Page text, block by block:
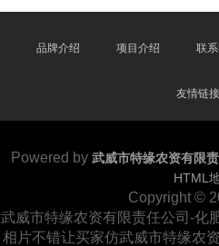
品牌介绍 项目介绍 联
友情链接
Powered by 武威市特缘农资有限
HTML
Copyright ©
武威市特缘农资有限责任公司-化
相片不错让买家仿武威市特缘农